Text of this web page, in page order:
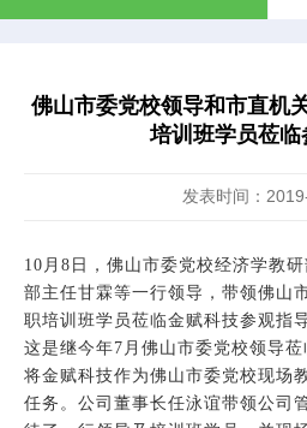
佛山市委党校领导和市直机
培训班学员莅临
发表时间：
10月8日，佛山市委党校经济学教
部主任甘霖等一行领导，带领佛山
职培训班学员莅临金赋科技参观指导
这是继今年7月佛山市委党校领导
将金赋科技作为佛山市委党校现场
任务。公司董事长任泳谊带领公司